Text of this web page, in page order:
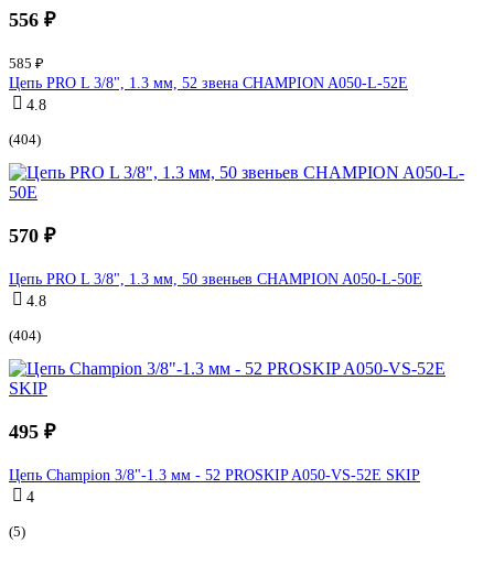
556 ₽
585 ₽
Цепь PRO L 3/8", 1.3 мм, 52 звена CHAMPION A050-L-52E
4.8
(404)
570 ₽
Цепь PRO L 3/8", 1.3 мм, 50 звеньев CHAMPION A050-L-50E
4.8
(404)
495 ₽
Цепь Champion 3/8"-1.3 мм - 52 PROSKIP A050-VS-52E SKIP
4
(5)